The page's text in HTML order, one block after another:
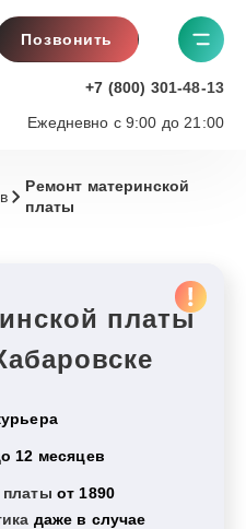
Позвонить
+7 (800) 301-48-13
Ежедневно с 9:00 до 21:00
Ремонт материнской
платы
платы
12 месяцев
платы от 1890
даже в случае